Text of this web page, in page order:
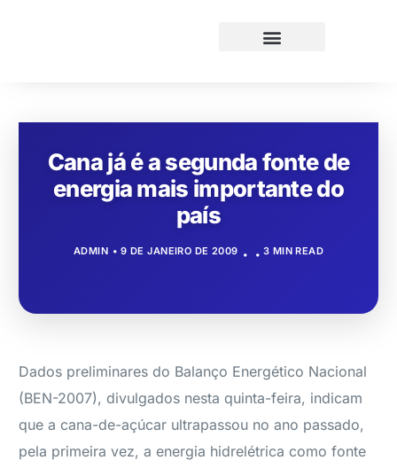
Cana já é a segunda fonte de
energia mais importante do
país
ADMIN 9 DE JANEIRO DE 2009 3 MIN READ
Dados preliminares do Balanço Energético Nacional
(BEN-2007), divulgados nesta quinta-feira, indicam
que a cana-de-açúcar ultrapassou no ano passado,
pela primeira vez, a energia hidrelétrica como fonte